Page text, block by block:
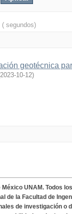
( segundos)
geotécnica
2023-10-12)
UNAM. Todos
de la Facultad de
de investigación o